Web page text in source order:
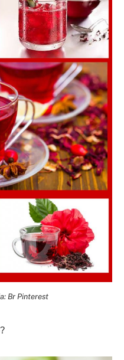
Br Pinterest